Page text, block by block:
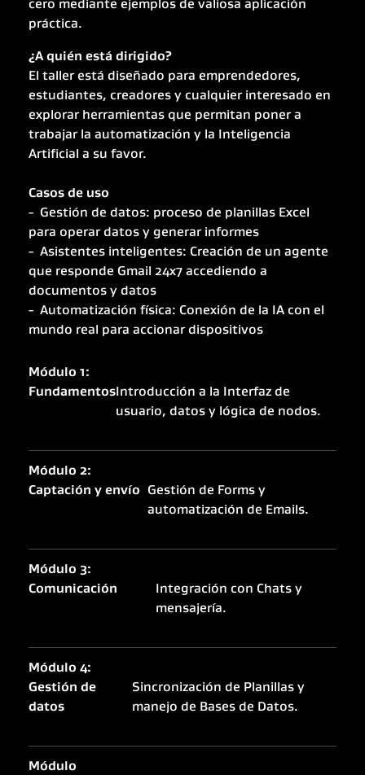
cero mediante ejemplos de valiosa aplicación
práctica.
¿A quién está dirigido?
El taller está diseñado para emprendedores,
estudiantes, creadores y cualquier interesado en
explorar herramientas que permitan poner a
trabajar la automatización y la Inteligencia
Artificial a su favor.
Casos de uso
- Gestión de datos: proceso de planillas Excel
para operar datos y generar informes
- Asistentes inteligentes: Creación de un agente
que responde Gmail 24x7 accediendo a
documentos y datos
- Automatización física: Conexión de la IA con el
mundo real para accionar dispositivos
Módulo 1:
FundamentosIntroducción a la Interfaz de
usuario, datos y lógica de nodos.
Módulo 2:
Captación y envío Gestión de Forms y
automatización de Emails.
Módulo 3:
Comunicación
Integración con Chats y
mensajería.
Módulo 4:
Gestión de
datos
Sincronización de Planillas y
manejo de Bases de Datos.
Módulo